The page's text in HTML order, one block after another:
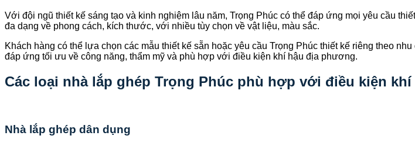
Với đội ngũ thiết kế sáng tạo và kinh nghiệm lâu năm, Trọng Phúc có thể đáp ứng mọi yêu cầu
đa dạng về phong cách, kích thước, với nhiều tùy chọn về vật liệu, màu sắc.
Khách hàng có thể lựa chọn các mẫu thiết kế sẵn hoặc yêu cầu Trọng Phúc thiết kế riêng theo
đáp ứng tối ưu về công năng, thẩm mỹ và phù hợp với điều kiện khí hậu địa phương.
Các loại nhà lắp ghép Trọng Phúc phù hợp với điều kiện khí
Nhà lắp ghép dân dụng